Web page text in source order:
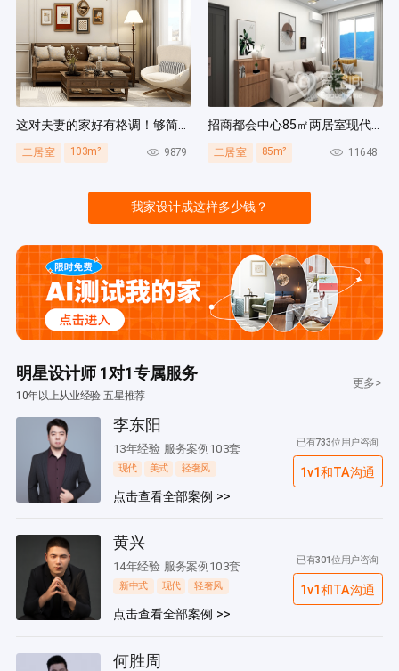
这对夫妻的家好有格调！够简洁还复古，好打扫卫生太贴心~
二居室 103m² 9879
招商都会中心85㎡两居室现代简约风装修案例
二居室 85m² 11648
我家设计成这样多少钱？
明星设计师 1对1专属服务
10年以上从业经验 五星推荐
更多>
李东阳
13年经验 服务案例103套
现代 美式 轻奢风
点击查看全部案例 >>
已有733位用户咨询
1v1和TA沟通
黄兴
14年经验 服务案例103套
新中式 现代 轻奢风
点击查看全部案例 >>
已有301位用户咨询
1v1和TA沟通
何胜周